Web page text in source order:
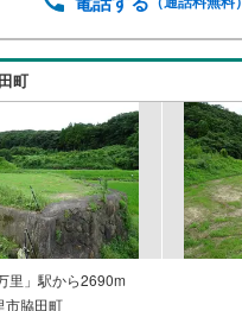
町
里」駅から2690m
市脇田町